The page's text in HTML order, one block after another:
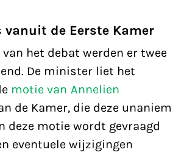
vanuit de Eerste Kamer
het debat werden er twee
De minister liet het
motie van Annelien
de Kamer, die deze unaniem
deze motie wordt gevraagd
eventuele wijzigingen